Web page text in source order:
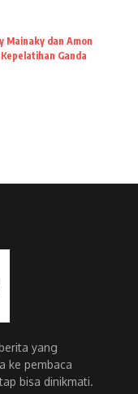
Mainaky dan Amon
Ganda
yang
ke pembaca
bisa dinikmati.